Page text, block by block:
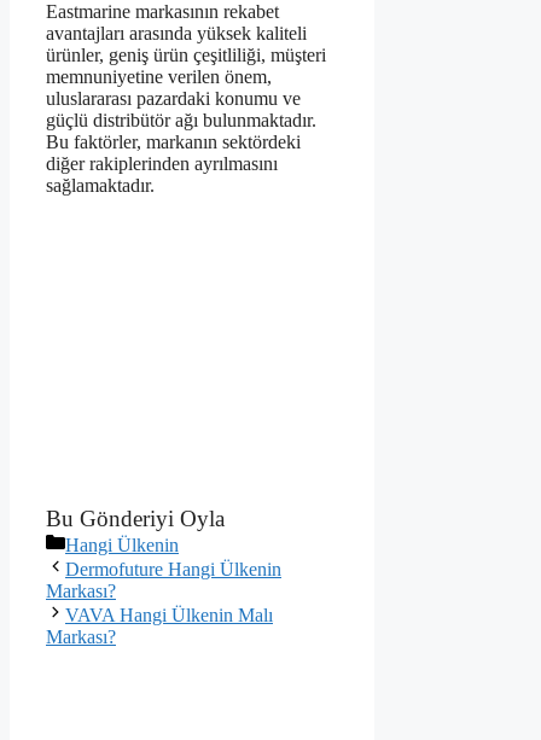
Eastmarine markasının rekabet
avantajları arasında yüksek kaliteli
ürünler, geniş ürün çeşitliliği, müşteri
memnuniyetine verilen önem,
uluslararası pazardaki konumu ve
güçlü distribütör ağı bulunmaktadır.
Bu faktörler, markanın sektördeki
diğer rakiplerinden ayrılmasını
sağlamaktadır.
Bu Gönderiyi Oyla
Kategoriler
Hangi Ülkenin
Dermofuture Hangi Ülkenin
Markası?
VAVA Hangi Ülkenin Malı
Markası?